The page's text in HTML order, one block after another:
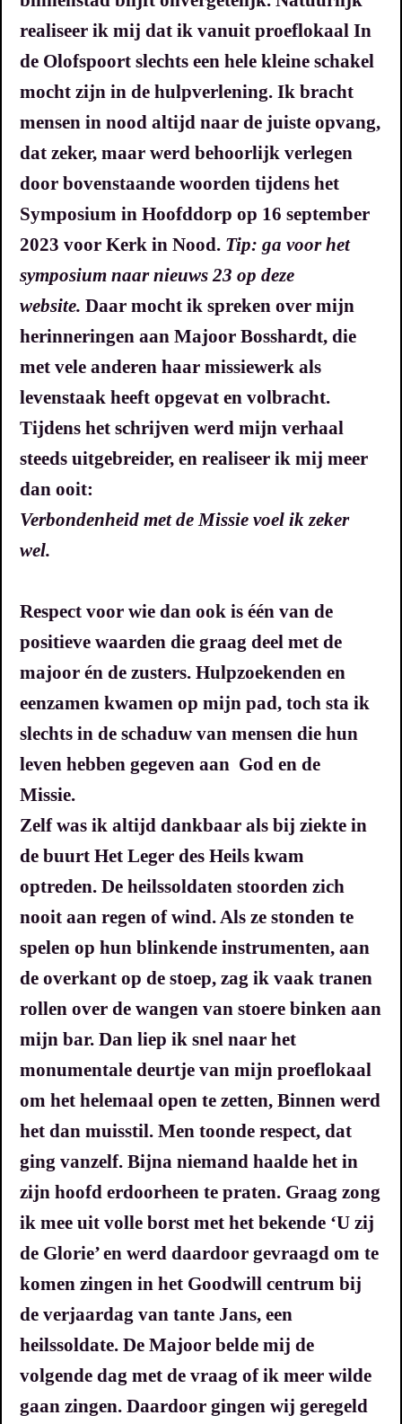
realiseer ik mij dat ik vanuit proeflokaal In
de Olofspoort slechts een hele kleine schakel
mocht zijn in de hulpverlening. Ik bracht
mensen in nood altijd naar de juiste opvang,
dat zeker, maar werd behoorlijk verlegen
door bovenstaande woorden tijdens het
Symposium in Hoofddorp op 16 september
2023 voor Kerk in Nood. Tip: ga voor het
symposium naar nieuws 23 op deze
website. Daar mocht ik spreken over mijn
herinneringen aan Majoor Bosshardt, die
met vele anderen haar missiewerk als
levenstaak heeft opgevat en volbracht.
Tijdens het schrijven werd mijn verhaal
steeds uitgebreider, en realiseer ik mij meer
dan ooit:
Verbondenheid met de Missie voel ik zeker
wel.
Respect voor wie dan ook is één van de
positieve waarden die graag deel met de
majoor én de zusters. Hulpzoekenden en
eenzamen kwamen op mijn pad, toch sta ik
slechts in de schaduw van mensen die hun
leven hebben gegeven aan God en de
Missie.
Zelf was ik altijd dankbaar als bij ziekte in
de buurt Het Leger des Heils kwam
optreden. De heilssoldaten stoorden zich
nooit aan regen of wind. Als ze stonden te
spelen op hun blinkende instrumenten, aan
de overkant op de stoep, zag ik vaak tranen
rollen over de wangen van stoere binken aan
mijn bar. Dan liep ik snel naar het
monumentale deurtje van mijn proeflokaal
om het helemaal open te zetten, Binnen werd
het dan muisstil. Men toonde respect, dat
ging vanzelf. Bijna niemand haalde het in
zijn hoofd erdoorheen te praten. Graag zong
ik mee uit volle borst met het bekende ‘U zij
de Glorie’ en werd daardoor gevraagd om te
komen zingen in het Goodwill centrum bij
de verjaardag van tante Jans, een
heilssoldate. De Majoor belde mij de
volgende dag met de vraag of ik meer wilde
gaan zingen. Daardoor gingen wij geregeld